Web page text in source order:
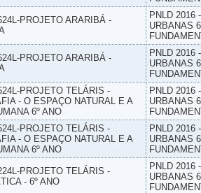
PROJETO ARARIBÁ -
PNLD 2016
URBANAS
PROJETO ARARIBÁ -
PNLD 2016
URBANAS
PROJETO TELÁRIS -
- O ESPAÇO NATURAL E A
6º ANO
PNLD 2016
URBANAS
PROJETO TELÁRIS -
- O ESPAÇO NATURAL E A
6º ANO
PNLD 2016
URBANAS
PROJETO TELÁRIS -
- 6º ANO
PNLD 2016
URBANAS